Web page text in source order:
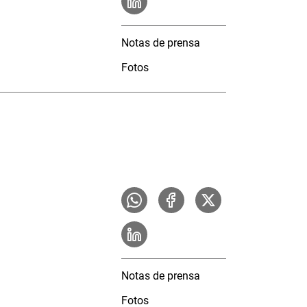
Notas de prensa
Fotos
Notas de prensa
Fotos